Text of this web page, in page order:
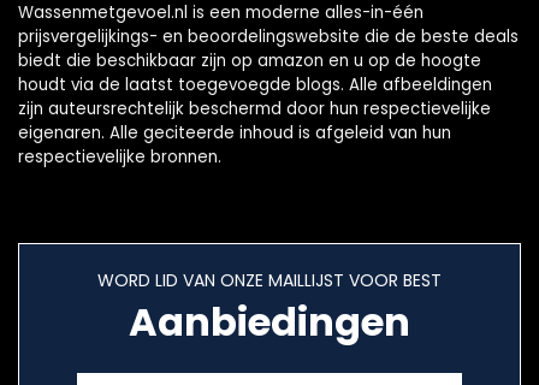
Wassenmetgevoel.nl is een moderne alles-in-één
prijsvergelijkings- en beoordelingswebsite die de beste deals
biedt die beschikbaar zijn op amazon en u op de hoogte
houdt via de laatst toegevoegde blogs. Alle afbeeldingen
zijn auteursrechtelijk beschermd door hun respectievelijke
eigenaren. Alle geciteerde inhoud is afgeleid van hun
respectievelijke bronnen.
WORD LID VAN ONZE MAILLIJST VOOR BEST
Aanbiedingen